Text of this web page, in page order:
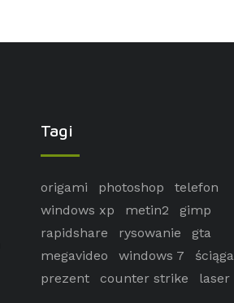
Tagi
origami photoshop
telefon
windows xp
metin2
gimp
rapidshare
rysowanie
gta
megavideo
windows 7
ściąga
prezent
counter strike laser